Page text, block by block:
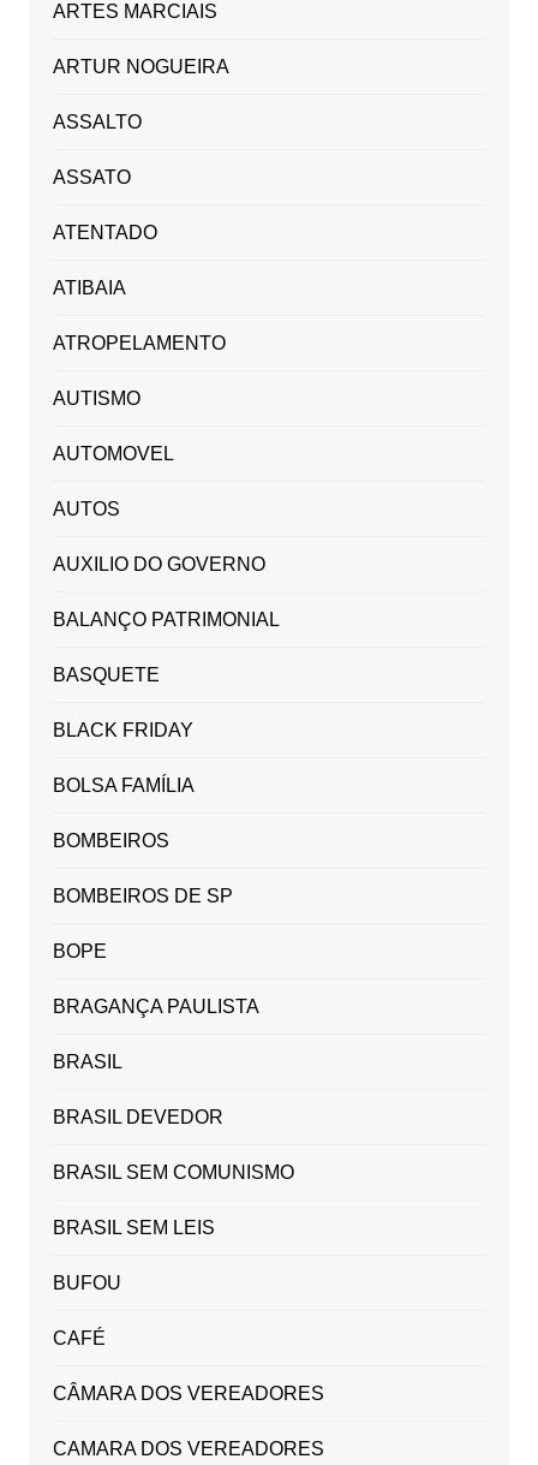
ARTES MARCIAIS
ARTUR NOGUEIRA
ASSALTO
ASSATO
ATENTADO
ATIBAIA
ATROPELAMENTO
AUTISMO
AUTOMOVEL
AUTOS
AUXILIO DO GOVERNO
BALANÇO PATRIMONIAL
BASQUETE
BLACK FRIDAY
BOLSA FAMÍLIA
BOMBEIROS
BOMBEIROS DE SP
BOPE
BRAGANÇA PAULISTA
BRASIL
BRASIL DEVEDOR
BRASIL SEM COMUNISMO
BRASIL SEM LEIS
BUFOU
CAFÉ
CÂMARA DOS VEREADORES
CAMARA DOS VEREADORES